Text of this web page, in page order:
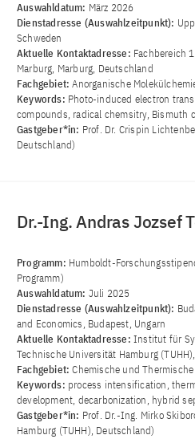
Auswahldatum: März 2026
Dienstadresse (Auswahlzeitpunkt):
Schweden
Aktuelle Kontaktadresse: Fachbereich
Marburg, Marburg, Deutschland
Fachgebiet:Anorganische
Keywords: Photo-induced electron
compounds, radical chemsitry, Bismuth
Gastgeber*in: Prof. Dr. Crispin
Deutschland)
Dr.-Ing. Andras Jozsef
Programm: Humboldt-
Programm)
Auswahldatum: Juli 2025
Dienstadresse (Auswahlzeitpunkt):
and Economics, Budapest, Ungarn
Aktuelle Kontaktadresse: Institut für
Technische Universität Hamburg
Fachgebiet:Chemische und
Keywords: process intensification,
development, decarbonization, hybrid
Gastgeber*in: Prof. Dr.-Ing. Mirko
Hamburg (TUHH), Deutschland)